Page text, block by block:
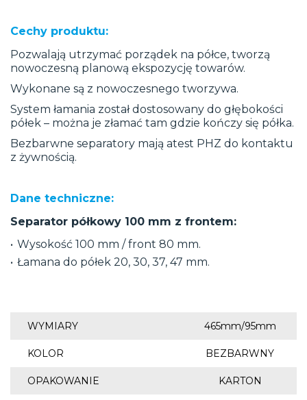
Cechy produktu:
Pozwalają utrzymać porządek na półce, tworzą
nowoczesną planową ekspozycję towarów.
Wykonane są z nowoczesnego tworzywa.
System łamania został dostosowany do głębokości
półek – można je złamać tam gdzie kończy się półka.
Bezbarwne separatory mają atest PHZ do kontaktu
z żywnością.
Dane techniczne:
Separator półkowy 100 mm z frontem:
Wysokość 100 mm / front 80 mm.
Łamana do półek 20, 30, 37, 47 mm.
WYMIARY 465mm/95mm
KOLOR BEZBARWNY
OPAKOWANIE KARTON